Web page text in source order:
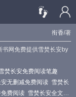
衔香/著
书网免费提供雪焚长安by
焚长安免费阅读笔趣
安无删减免费阅读 雪焚长
费阅读 雪焚长安全文免